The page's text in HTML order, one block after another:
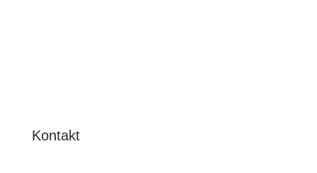
Kontakt